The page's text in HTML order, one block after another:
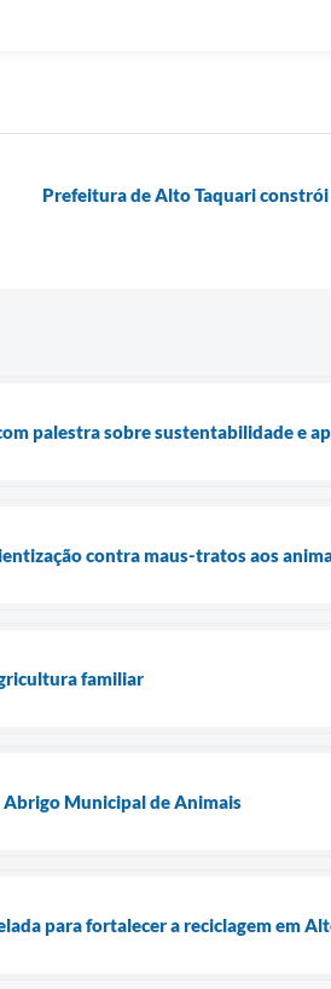
Prefeitura de Alto Taquari
palestra sobre sustentabilidade e
contra maus-tratos aos
familiar
Municipal de Animais
para fortalecer a reciclagem em